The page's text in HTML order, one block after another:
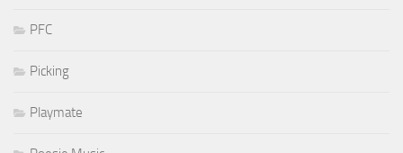
PFC
Picking
Playmate